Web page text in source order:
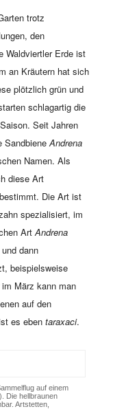
trotz
den
Waldviertler Erde ist
an Kräutern hat sich
plötzlich grün und
schlagartig die
Seit Jahren
SandbieneAndrena
Namen. Als
diese Art
Die Art ist
spezialisiert, im
ArtAndrena
dann
beispielsweise
März kann man
auf den
es ebentaraxaci.
auf einem
). Die hellbraunen
Artstetten,